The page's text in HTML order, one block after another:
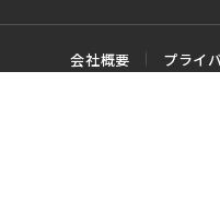
会社概要 プライ